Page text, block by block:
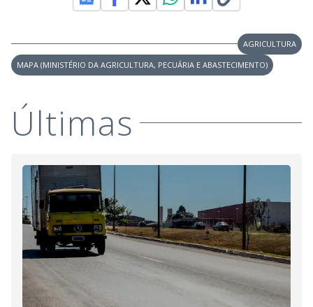
AGRICULTURA
MAPA (MINISTÉRIO DA AGRICULTURA, PECUÁRIA E ABASTECIMENTO)
Últimas